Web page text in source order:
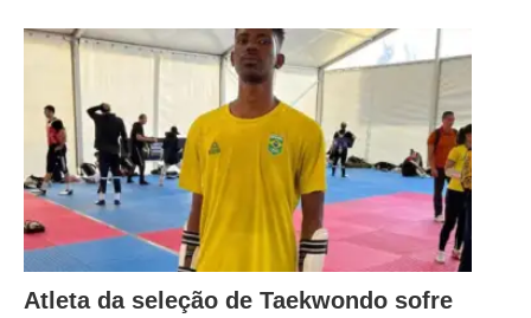
Atleta da seleção de Taekwondo sofre